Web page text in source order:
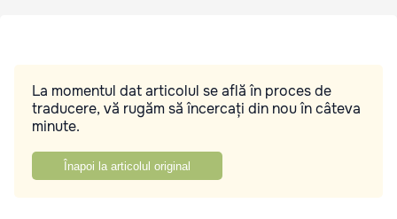
La momentul dat articolul se află în proces de
traducere, vă rugăm să încercați din nou în câteva
minute.
Înapoi la articolul original